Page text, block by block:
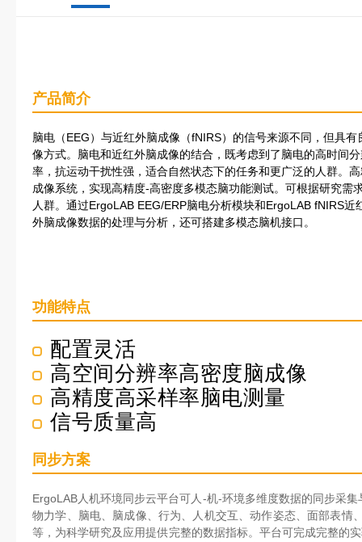
产品简介
脑电（EEG）与近红外脑成像（fNIRS）的信号来源不同，但具
像方式。脑电和近红外脑成像的结合，既考虑到了脑电的高时间
率，抗运动干扰性强，适合自然状态下的任务和更广泛的人群。
成像系统，实现高精度-高密度多模态脑功能测试。可根据研究需
人群。通过ErgoLAB EEG/ERP脑电分析模块和ErgoLAB fNIRS
外脑成像数据的处理与分析，还可搭建多模态脑机接口。
功能特点
配置灵活
高空间分辨率高密度脑成像
高精度高采样率脑电测量
信号质量高
同步方案
ErgoLAB人机环境同步云平台可人-机-环境多维度数据的同步采
物力学、脑电、脑成像、行为、人机交互、动作姿态、面部表情
等，为科学研究及应用提供完整的数据指标。平台可完成完整的